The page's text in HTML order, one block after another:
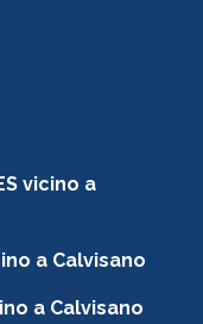
vicino a
a Calvisano
a Calvisano